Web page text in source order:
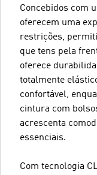
Concebidos com
oferecem uma
restrições,
que tens pela
oferece
totalmente
confortável,
cintura com
acrescenta
essenciais.
Com tecnologia